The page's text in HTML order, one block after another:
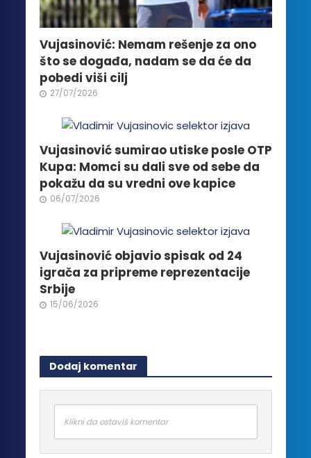
Vujasinović: Nemam rešenje za ono
što se događa, nadam se da će da
pobedi viši cilj
27/07/2026
Vujasinović sumirao utiske posle OTP
Kupa: Momci su dali sve od sebe da
pokažu da su vredni ove kapice
06/07/2026
Vujasinović objavio spisak od 24
igrača za pripreme reprezentacije
Srbije
15/06/2026
Dodaj komentar
Klikni da ostaviš komentar